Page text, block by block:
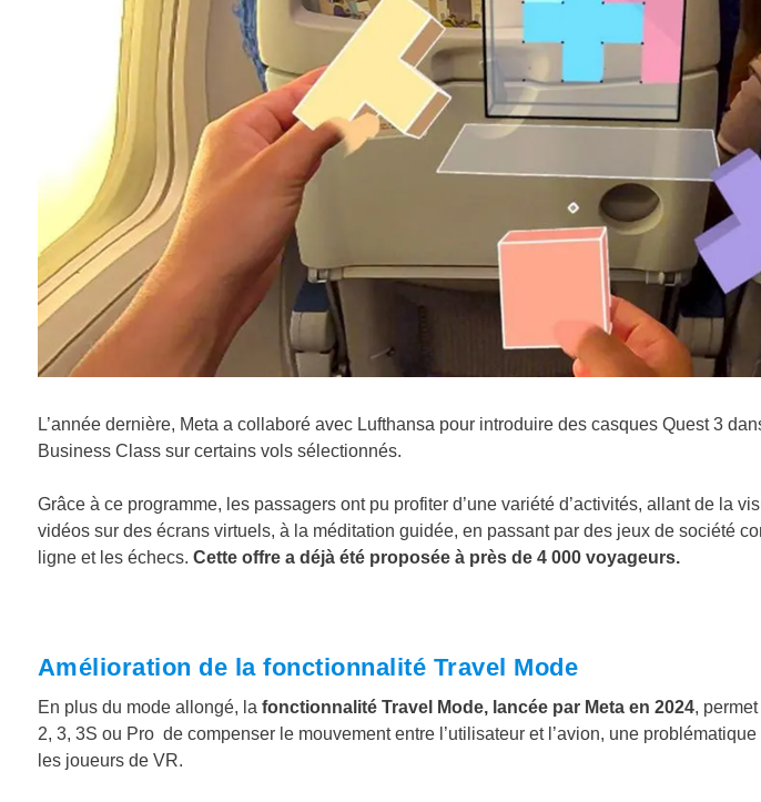
L’année dernière, Meta a collaboré avec Lufthansa pour introduire des casques Quest 3
Business Class sur certains vols sélectionnés.
Grâce à ce programme, les passagers ont pu profiter d’une variété d’activités, allant de la
vidéos sur des écrans virtuels, à la méditation guidée, en passant par des jeux de société
ligne et les échecs. Cette offre a déjà été proposée à près de 4 000 voyageurs.
Amélioration de la fonctionnalité Travel Mode
En plus du mode allongé, la fonctionnalité Travel Mode, lancée par Meta en 2024,
2, 3, 3S ou Pro de compenser le mouvement entre l’utilisateur et l’avion, une
les joueurs de VR.